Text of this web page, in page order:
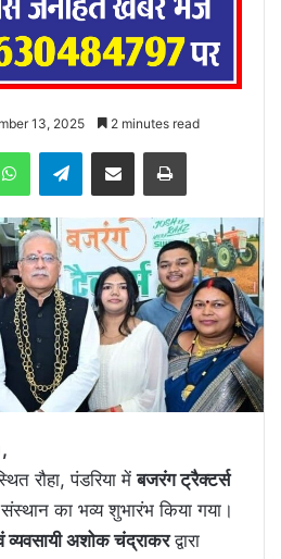
13, 2025 2 minutes read
WhatsAppTelegramShare via Email Print
रौहा, पंडरिया मेंबजरंग ट्रैक्टर्स
का भव्य शुभारंभ किया गया।
व्यवसायी अशोक चंद्राकरद्वारा